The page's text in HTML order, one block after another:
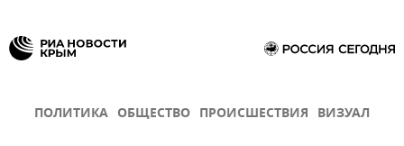
ПОЛИТИКА ОБЩЕСТВО ПРОИСШЕСТВИЯ ВИЗУАЛ